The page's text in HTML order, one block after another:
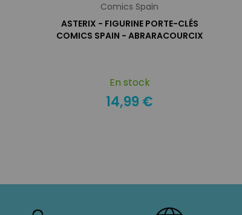
Comics Spain
ASTERIX - FIGURINE PORTE-CLÉS
COMICS SPAIN - ABRARACOURCIX
En stock
14,99 €